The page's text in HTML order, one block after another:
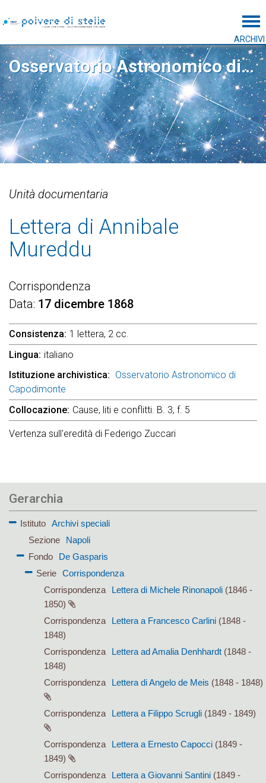
ARCHIVI
Osservatorio Astronomico di Capodimonte
Unità documentaria
Lettera di Annibale
Mureddu
Corrispondenza
Data 17 dicembre 1868
Consistenza 1 lettera, 2 cc.
Lingua italiano
Istituzione archivistica
Osservatorio Astronomico di
Capodimonte
Collocazione Cause, liti e conflitti. B. 3, f. 5
Vertenza sull'eredità di Federigo Zuccari
Gerarchia
Istituto
Archivi speciali
Sezione
Napoli
Fondo
De Gasparis
Serie Corrispondenza
Corrispondenza
Lettera di Michele Rinonapoli (1846 -
1850)
Corrispondenza
Lettera a Francesco Carlini (1848 -
1848)
Corrispondenza
Lettera ad Amalia Denhhardt (1848 -
1848)
Corrispondenza
Lettera di Angelo de Meis (1848 - 1848)
Corrispondenza Lettera a Filippo Scrugli (1849 - 1849)
Corrispondenza Lettera a Ernesto Capocci (1849 -
1849)
Corrispondenza
Lettera a Giovanni Santini (1849 -